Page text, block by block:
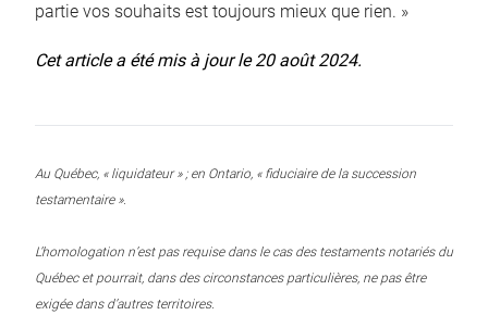
partie vos souhaits est toujours mieux que rien. »
Cet article a été mis à jour le 20 août 2024.
Au Québec, « liquidateur » ; en Ontario, « fiduciaire de la succession
testamentaire ».
L’homologation n’est pas requise dans le cas des testaments notariés du
Québec et pourrait, dans des circonstances particulières, ne pas être
exigée dans d’autres territoires.